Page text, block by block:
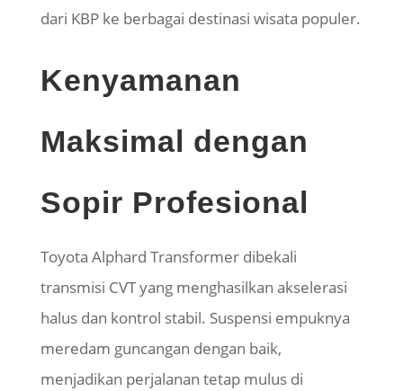
dari KBP ke berbagai destinasi wisata populer.
Kenyamanan
Maksimal dengan
Sopir Profesional
Toyota Alphard Transformer dibekali
transmisi CVT yang menghasilkan akselerasi
halus dan kontrol stabil. Suspensi empuknya
meredam guncangan dengan baik,
menjadikan perjalanan tetap mulus di